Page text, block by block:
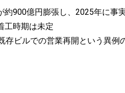
約900億円膨張し、2025年に事
工時期は未定
存ビルでの営業再開という異例